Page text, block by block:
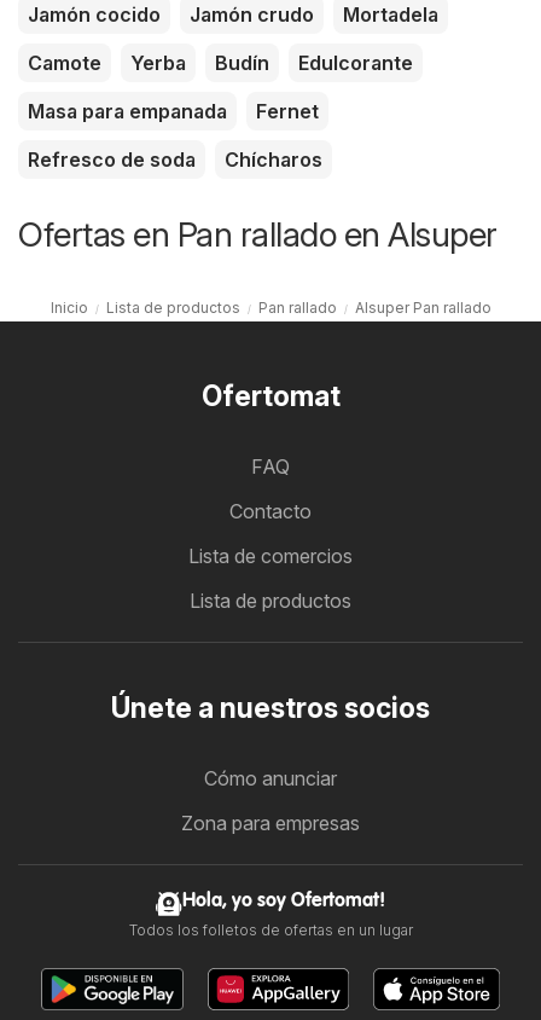
Jamón cocido
Jamón crudo
Mortadela
Camote
Yerba Budín
Edulcorante
Masa para empanada
Fernet
Refresco de soda
Chícharos
Ofertas en Pan rallado en Alsuper
Inicio Lista de productos Pan rallado Alsuper Pan rallado
Ofertomat
FAQ
Contacto
Lista de comercios
Lista de productos
Únete a nuestros socios
Cómo anunciar
Zona para empresas
Hola, yo soy Ofertomat!
Todos los folletos de ofertas en un lugar